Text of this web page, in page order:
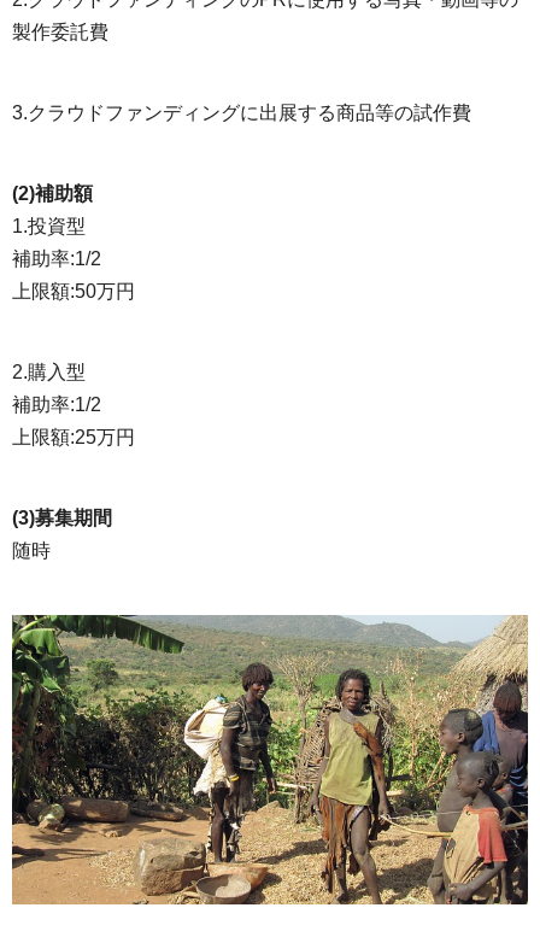
製作委託費
3.クラウドファンディングに出展する商品等の試作費
(2)補助額
1.投資型
補助率:1/2
上限額:50万円
2.購入型
補助率:1/2
上限額:25万円
(3)募集期間
随時